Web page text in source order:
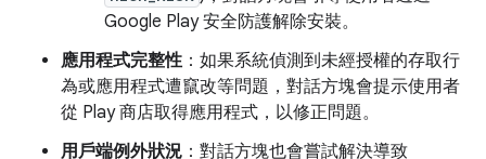
Google Play 安全防護解除安裝。
應用程式完整性：如果系統偵測到未經授權的存取行
為或應用程式遭竄改等問題，對話方塊會提示使用者
從 Play 商店取得應用程式，以修正問題。
用戶端例外狀況 ：對話方塊也會嘗試解決導致